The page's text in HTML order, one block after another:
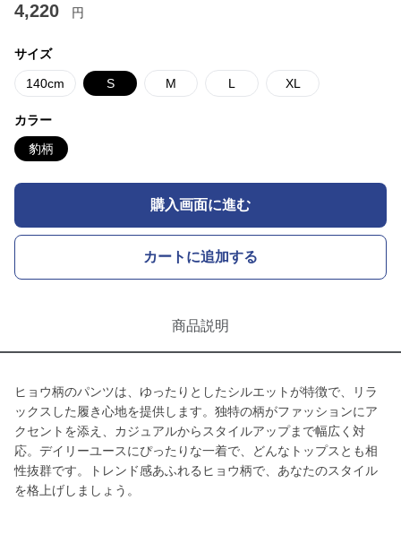
4,220 円
サイズ
140cm S M L XL
カラー
豹柄
購入画面に進む
カートに追加する
商品説明
ヒョウ柄のパンツは、ゆったりとしたシルエットが特徴で、リラ
ックスした履き心地を提供します。独特の柄がファッションにア
クセントを添え、カジュアルからスタイルアップまで幅広く対
応。デイリーユースにぴったりな一着で、どんなトップスとも相
性抜群です。トレンド感あふれるヒョウ柄で、あなたのスタイル
を格上げしましょう。